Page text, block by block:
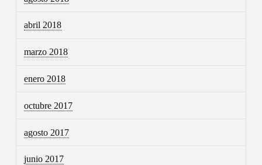
abril 2018
marzo 2018
enero 2018
octubre 2017
agosto 2017
junio 2017